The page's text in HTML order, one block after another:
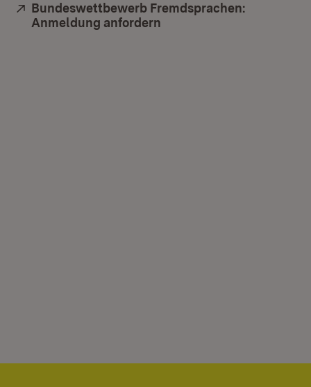
Extern:
Bundeswettbewerb Fremdsprachen:
Anmeldung anfordern